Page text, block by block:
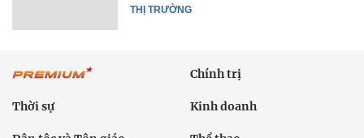
THỊ TRƯỜNG
Chính trị
Thời sự Kinh doanh